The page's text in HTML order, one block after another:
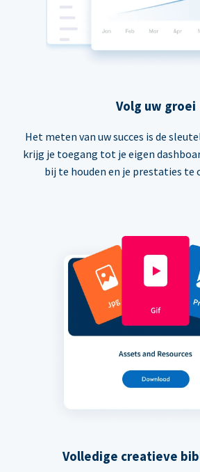
Volg uw groei
Het meten van uw succes is de
krijg je toegang tot je eigen
bij te houden en je prestaties te
Volledige creatieve